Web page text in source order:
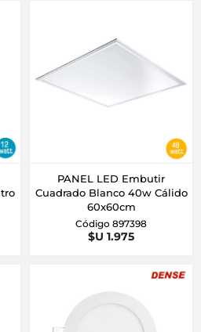
PANEL LED Embutir
Cuadrado Blanco 40w Cálido
60x60cm
Código 897398
$U 1.975